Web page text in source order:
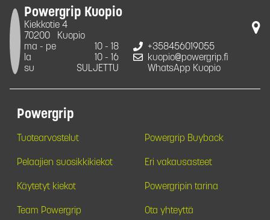
Powergrip Kuopio
Kiekkotie 4
70200
Kuopio
ma - pe
10 - 18
la
10 - 16
su
SULJETTU
+358456019055
kuopio@powergrip.fi
WhatsApp Kuopio
Powergrip
Tuotearvostelut Powergrip Buyback
Pelaajien suosikkikiekot Eri vakausasteet
Käytetyt kiekot Powergripin tarina
Team Powergrip Ota yhteyttä